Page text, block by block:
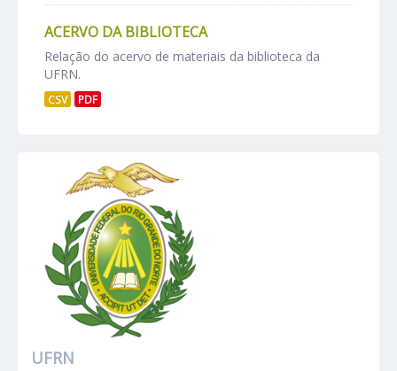
ACERVO DA BIBLIOTECA
Relação do acervo de materiais da biblioteca da
UFRN.
CSV PDF
UFRN